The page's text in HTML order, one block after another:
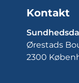
Kontakt
Ørestads
2300